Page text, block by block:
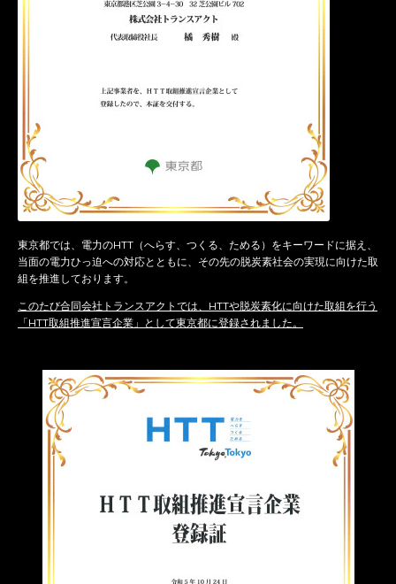
東京都では、電力のHTT（へらす、つくる、ためる）をキーワードに据え、
当面の電力ひっ迫への対応とともに、その先の脱炭素社会の実現に向けた取
組を推進しております。
このたび合同会社トランスアクトでは、HTTや脱炭素化に向けた取組を行う
「HTT取組推進宣言企業」として東京都に登録されました。